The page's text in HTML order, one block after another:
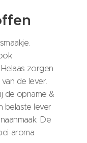
zorgen
de lever.
de opname &
belaste lever
De
aroma: